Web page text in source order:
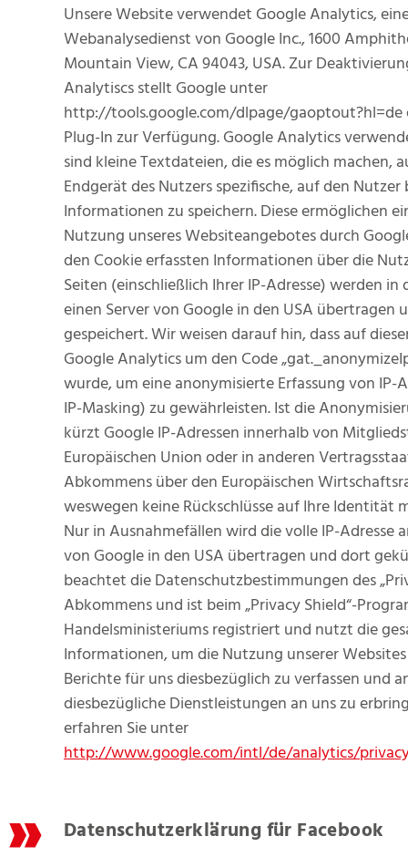
Unsere Website verwendet Google Analytics,
Webanalysedienst von Google Inc., 1600
Mountain View, CA 94043, USA. Zur
Analytiscs stellt Google unter
http://tools.google.com/dlpage/gaoptout?hl=de
Plug-In zur Verfügung. Google Analytics
sind kleine Textdateien, die es möglich machen,
Endgerät des Nutzers spezifische, auf den Nutzer
Informationen zu speichern. Diese ermöglichen
Nutzung unseres Websiteangebotes durch
den Cookie erfassten Informationen über die
Seiten (einschließlich Ihrer IP-Adresse) werden in
einen Server von Google in den USA übertragen
gespeichert. Wir weisen darauf hin, dass auf
Google Analytics um den Code
wurde, um eine anonymisierte Erfassung von IP-
IP-Masking) zu gewährleisten. Ist die
kürzt Google IP-Adressen innerhalb von
Europäischen Union oder in anderen
Abkommens über den Europäischen
weswegen keine Rückschlüsse auf Ihre Identität
Nur in Ausnahmefällen wird die volle IP-Adresse
von Google in den USA übertragen und dort
beachtet die Datenschutzbestimmungen des
Abkommens und ist beim „Privacy Shield“-
Handelsministeriums registriert und nutzt die
Informationen, um die Nutzung unserer
Berichte für uns diesbezüglich zu verfassen und
diesbezügliche Dienstleistungen an uns zu
erfahren Sie unter
http://www.google.com/intl/de/analytics/
Datenschutzerklärung für Facebook